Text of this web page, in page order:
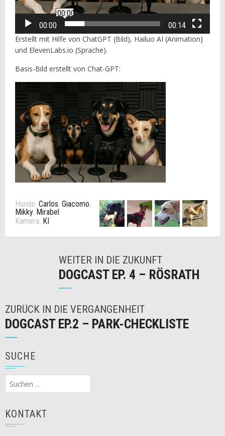
00:00
00:00
00:14
Erstellt mit Hilfe von ChatGPT (Bild), Hailuo AI (Animation)
und ElevenLabs.io (Sprache).
Basis-Bild erstellt von Chat-GPT:
Hunde: Carlos, Giacomo,
Mikky, Mirabel
Kamera: KI
WEITER IN DIE ZUKUNFT
DOGCAST EP. 4 – RÖSRATH
ZURÜCK IN DIE VERGANGENHEIT
DOGCAST EP.2 – PARK-CHECKLISTE
SUCHE
Suchen
nach:
KONTAKT